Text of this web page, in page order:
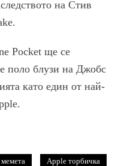
на Стив
Pocket ще се
поло блузи на Джобс
като един от най-
Apple торбичка